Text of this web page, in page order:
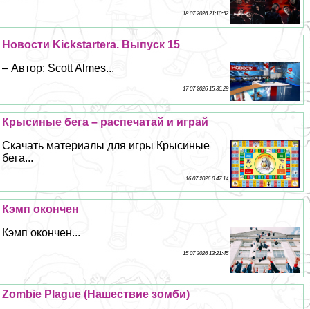
18 07 2026 21:10:52
Новости Kickstarterа. Выпуск 15
– Автор: Scott Almes...
17 07 2026 15:36:29
Крысиные бега – распечатай и играй
Скачать материалы для игры Крысиные
бега...
16 07 2026 0:47:14
Кэмп окончен
Кэмп окончен...
15 07 2026 13:21:45
Zombie Plague (Нашествие зомби)